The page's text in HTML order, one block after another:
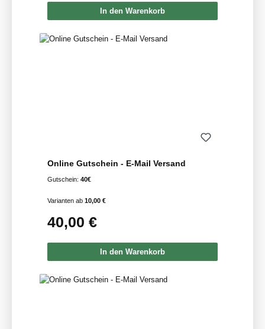
In den Warenkorb
Online Gutschein - E-Mail Versand
Gutschein: 40€
Varianten ab10,00 €
Regulärer Preis:
40,00 €
In den Warenkorb